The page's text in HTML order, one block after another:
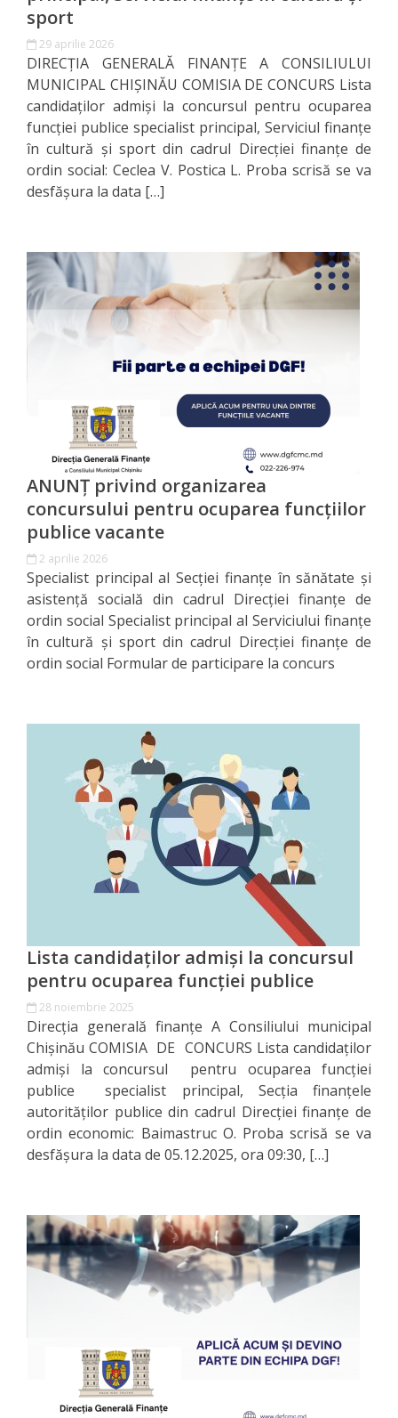
Documente
relevante
Acte
normative
Anunțuri
Municipal
Executarea
Executarea
bugetului
municipal
Chișinău
pe
semestrul
I
al
anului
2019
Executarea
municipal
Chișinău
pe
2018
Proces
decizional
Mod
de
participare
Programe
rapoarte
Acțiunile
DGF
de
activitate
sport
29 aprilie 2026
DIRECŢIA GENERALĂ FINANŢE A CONSILIULUI
MUNICIPAL CHIŞINĂU COMISIA DE CONCURS Lista
candidaților admiși la concursul pentru ocuparea
funcției publice specialist principal, Serviciul finanțe
în cultură și sport din cadrul Direcției finanțe de
ordin social: Ceclea V. Postica L. Proba scrisă se va
desfășura la data […]
ANUNȚ privind organizarea
concursului pentru ocuparea funcțiilor
publice vacante
2 aprilie 2026
Specialist principal al Secţiei finanţe în sănătate şi
asistenţă socială din cadrul Direcţiei finanţe de
ordin social Specialist principal al Serviciului finanţe
în cultură şi sport din cadrul Direcţiei finanţe de
ordin social Formular de participare la concurs
Lista candidaţilor admişi la concursul
pentru ocuparea funcției publice
28 noiembrie 2025
Direcţia generală finanţe A Consiliului municipal
Chişinău COMISIA DE CONCURS Lista candidaţilor
admişi la concursul pentru ocuparea funcției
publice specialist principal, Secția finanțele
autorităților publice din cadrul Direcției finanțe de
ordin economic: Baimastruc O. Proba scrisă se va
desfășura la data de 05.12.2025, ora 09:30, […]